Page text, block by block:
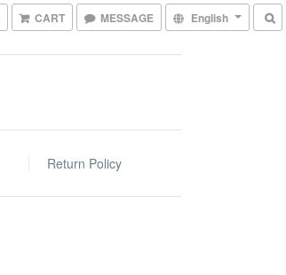
CART MESSAGE English
Return Policy